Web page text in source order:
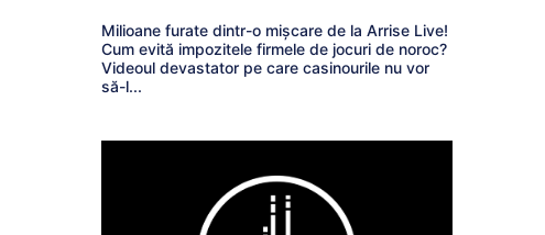
Milioane furate dintr-o mișcare de la Arrise Live!
Cum evită impozitele firmele de jocuri de noroc?
Videoul devastator pe care casinourile nu vor
să-l...